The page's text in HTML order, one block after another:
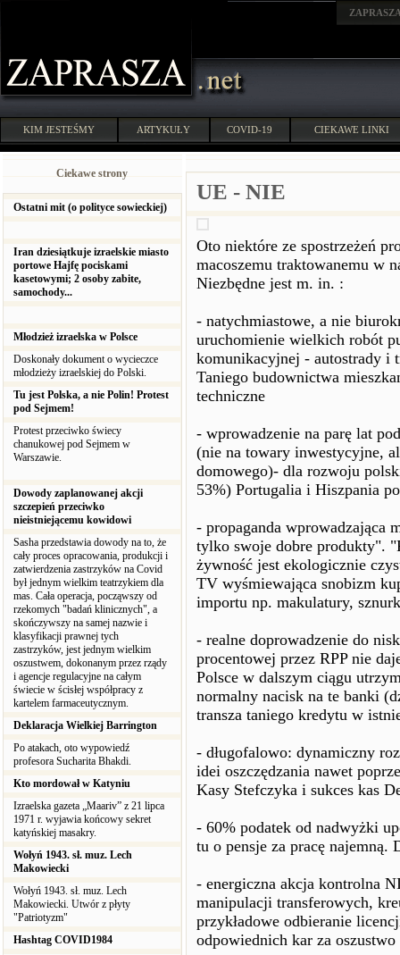
KIM JESTEŚMY ARTYKUŁY COVID-19 CIEKAWE LINKI
Ciekawe strony
Ostatni mit (o polityce sowieckiej)
Iran dziesiątkuje izraelskie miasto
portowe Hajfę pociskami
kasetowymi; 2 osoby zabite,
samochody...
Młodzież izraelska w Polsce
Doskonały dokument o wycieczce
młodzieży izraelskiej do Polski.
Tu jest Polska, a nie Polin! Protest
pod Sejmem!
Protest przeciwko świecy
chanukowej pod Sejmem w
Warszawie.
Dowody zaplanowanej akcji
szczepień przeciwko
nieistniejącemu kowidowi
Sasha przedstawia dowody na to, że
cały proces opracowania, produkcji i
zatwierdzenia zastrzyków na Covid
był jednym wielkim teatrzykiem dla
mas. Cała operacja, począwszy od
rzekomych "badań klinicznych", a
skończywszy na samej nazwie i
klasyfikacji prawnej tych
zastrzyków, jest jednym wielkim
oszustwem, dokonanym przez rządy
i agencje regulacyjne na całym
świecie w ścisłej współpracy z
kartelem farmaceutycznym.
Deklaracja Wielkiej Barrington
Po atakach, oto wypowiedź
profesora Sucharita Bhakdi.
Kto mordował w Katyniu
Izraelska gazeta „Maariv” z 21 lipca
1971 r. wyjawia końcowy sekret
katyńskiej masakry.
Wołyń 1943. sł. muz. Lech
Makowiecki
Wołyń 1943. sł. muz. Lech
Makowiecki. Utwór z płyty
"Patriotyzm"
Hashtag COVID1984
UE - NIE
Oto niektóre ze spostrzeżeń
macoszemu traktowanemu w
Niezbędne jest m. in. :
- natychmiastowe, a nie
uruchomienie wielkich robót
komunikacyjnej - autostrady
Taniego budownictwa
techniczne
- wprowadzenie na parę lat
(nie na towary inwestycyjne,
domowego)- dla rozwoju
53%) Portugalia i Hiszpania
- propaganda wprowadzająca
tylko swoje dobre produkty".
żywność jest ekologicznie
TV wyśmiewająca snobizm
importu np. makulatury,
- realne doprowadzenie do
procentowej przez RPP nie
Polsce w dalszym ciągu
normalny nacisk na te banki
transza taniego kredytu w
- długofalowo: dynamiczny
idei oszczędzania nawet
Kasy Stefczyka i sukces kas
- 60% podatek od nadwyżki
tu o pensje za pracę najemną.
- energiczna akcja kontrolna
manipulacji transferowych,
przykładowe odbieranie
odpowiednich kar za oszustwo